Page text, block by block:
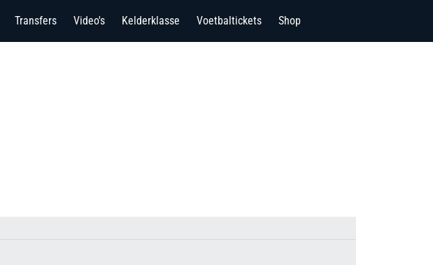
Transfers Video's Kelderklasse Voetbaltickets Shop